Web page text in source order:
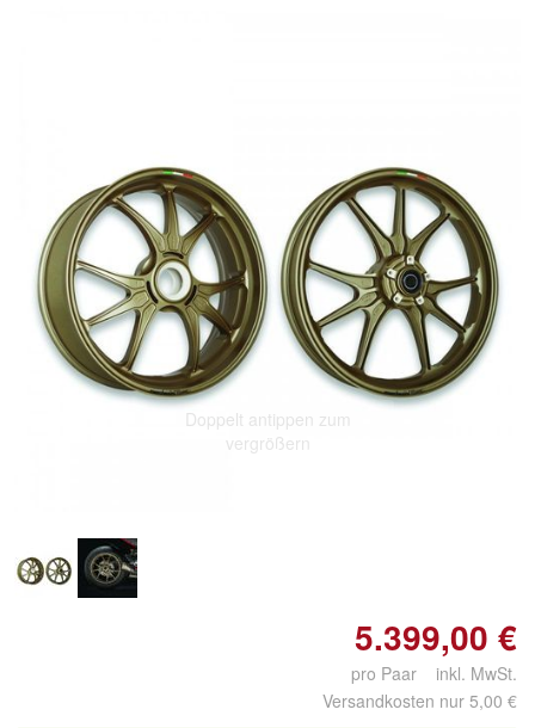
Doppelt antippen zum
vergrößern
5.399,00 €
pro Paar inkl. MwSt.
Versandkosten nur 5,00 €